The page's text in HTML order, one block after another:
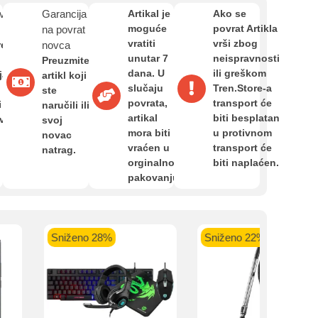
Garancija
na povrat
novca
Preuzmite
artikl koji
ste
naručili ili
svoj
novac
natrag.
Artikal je
moguće
vratiti
unutar 7
dana. U
slučaju
povrata,
artikal
mora biti
vraćen u
orginalnom
pakovanju.
Ako se
povrat Artikla
vrši zbog
neispravnosti
ili greškom
Tren.Store-a
transport će
biti besplatan
u protivnom
transport će
biti naplaćen.
Sniženo 28% Sniženo 22%
Informacije o dostavi
O nama
Privatnost kupca
ispod.
Sparkasse banka
MasterCard
Raiffeisen banka VISA
Magic Card do 36 rata